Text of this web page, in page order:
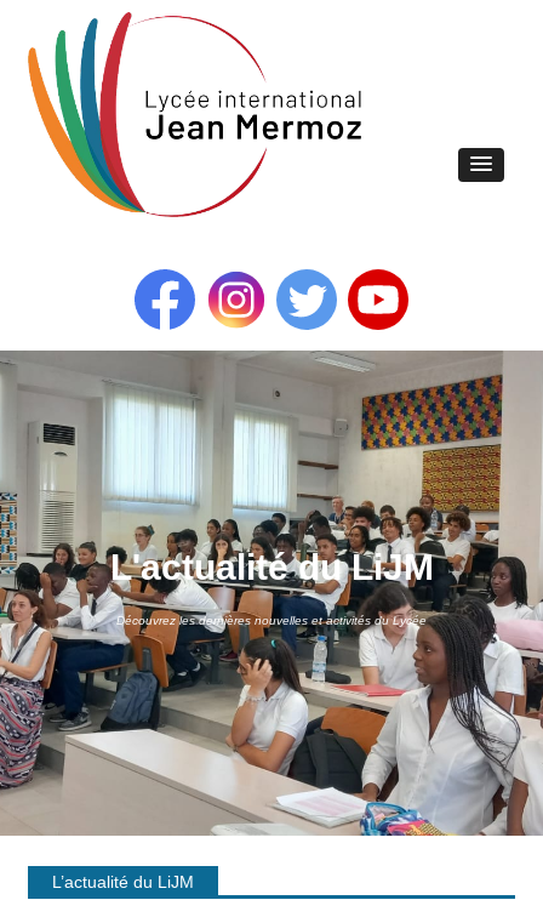
L'actualité du LiJM
Découvrez les dernières nouvelles et activités du Lycée
L’actualité du LiJM